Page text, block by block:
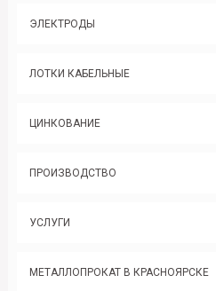
ЭЛЕКТРОДЫ
ЛОТКИ КАБЕЛЬНЫЕ
ЦИНКОВАНИЕ
ПРОИЗВОДСТВО
УСЛУГИ
МЕТАЛЛОПРОКАТ В КРАСНОЯРСКЕ